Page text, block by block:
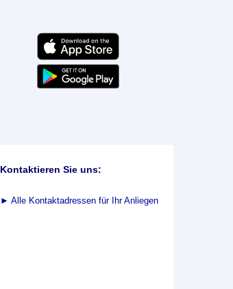
Kontaktieren Sie uns:
► Alle Kontaktadressen für Ihr Anliegen